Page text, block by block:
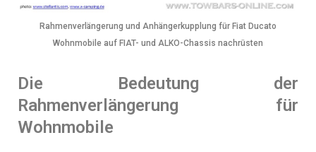
Rahmenverlängerung und Anhängerkupplung für Fiat Ducato
Wohnmobile auf FIAT- und ALKO-Chassis nachrüsten
Die Bedeutung der
Rahmenverlängerung für
Wohnmobile